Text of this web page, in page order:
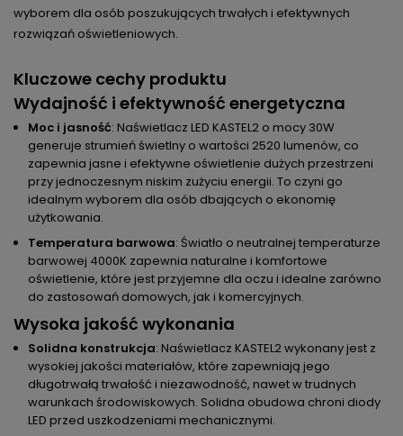
wyborem dla osób poszukujących trwałych i efektywnych
rozwiązań oświetleniowych.
Kluczowe cechy produktu
Wydajność i efektywność energetyczna
Moc i jasność: Naświetlacz LED KASTEL2 o mocy 30W
generuje strumień świetlny o wartości 2520 lumenów, co
zapewnia jasne i efektywne oświetlenie dużych przestrzeni
przy jednoczesnym niskim zużyciu energii. To czyni go
idealnym wyborem dla osób dbających o ekonomię
użytkowania.
Temperatura barwowa: Światło o neutralnej temperaturze
barwowej 4000K zapewnia naturalne i komfortowe
oświetlenie, które jest przyjemne dla oczu i idealne zarówno
do zastosowań domowych, jak i komercyjnych.
Wysoka jakość wykonania
Solidna konstrukcja: Naświetlacz KASTEL2 wykonany jest z
wysokiej jakości materiałów, które zapewniają jego
długotrwałą trwałość i niezawodność, nawet w trudnych
warunkach środowiskowych. Solidna obudowa chroni diody
LED przed uszkodzeniami mechanicznymi.